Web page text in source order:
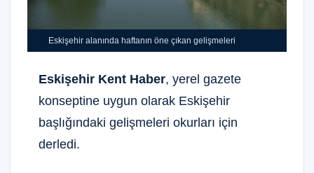
Eskişehir alanında haftanın öne çıkan gelişmeleri
Eskişehir Kent Haber, yerel gazete
konseptine uygun olarak Eskişehir
başlığındaki gelişmeleri okurları için
derledi.